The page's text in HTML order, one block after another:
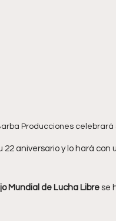
Producciones celebrará
22 aniversario y lo hará
Mundial de Lucha Libre se